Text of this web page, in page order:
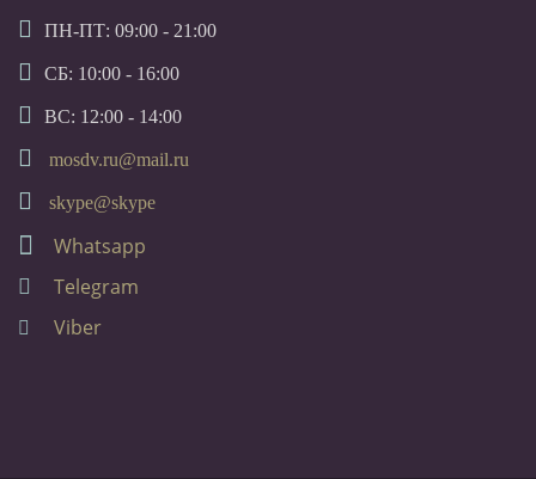
ПН-ПТ: 09:00 - 21:00
СБ: 10:00 - 16:00
ВС: 12:00 - 14:00
mosdv.ru@mail.ru
skype@skype
Whatsapp
Telegram
Viber